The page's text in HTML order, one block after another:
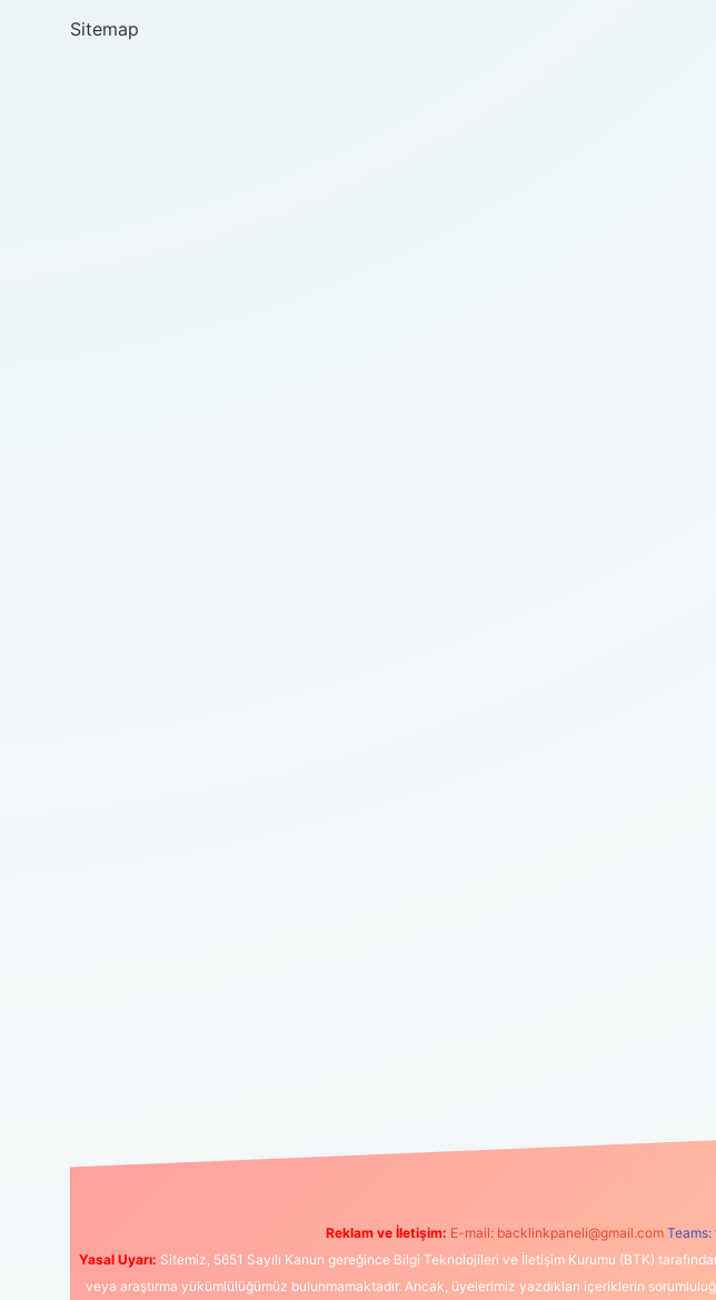
Sitemap
Reklam ve İletişim: E-mail: backlinkpaneli@gmail.com Teams:
Yasal Uyarı: Sitemiz, 5651 Sayılı Kanun gereğince Bilgi Teknolojileri ve İletişim Kurumu (BTK)
veya araştırma yükümlülüğümüz bulunmamaktadır. Ancak, üyelerimiz yazdıkları içeriklerin